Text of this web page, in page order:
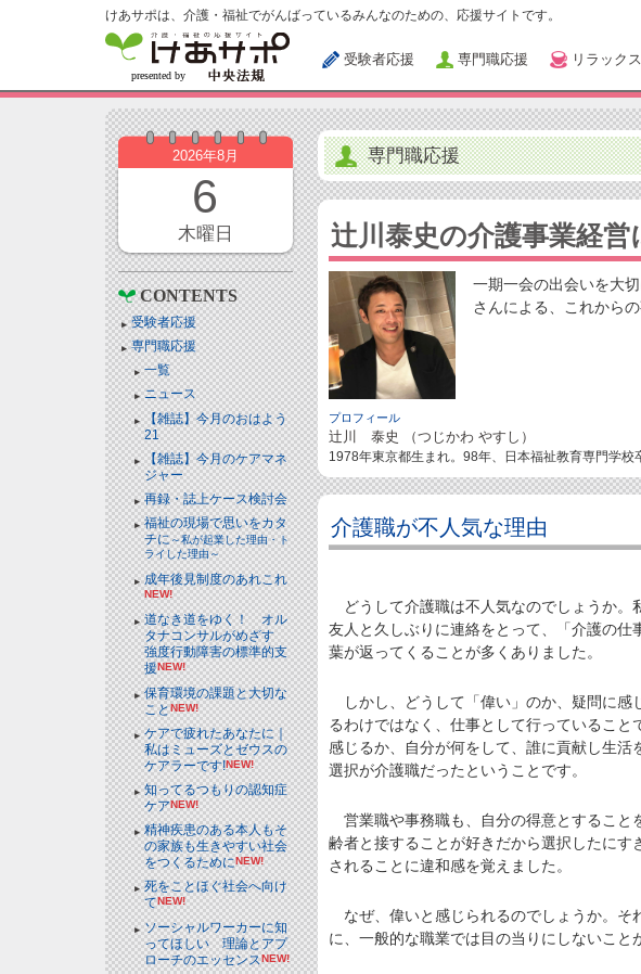
けあサポは、介護・福祉でがんばっているみんなのための、応援サイトです。
受験者応援 専門職応援 リラックス
2026年8月
6
木曜日
CONTENTS
受験者応援
専門職応援
一覧
ニュース
【雑誌】今月のおはよう
21
【雑誌】今月のケアマネ
ジャー
再録・誌上ケース検討会
福祉の現場で思いをカタ
チに～私が起業した理由・ト
ライした理由～
成年後見制度のあれこれ
NEW!
道なき道をゆく！ オル
タナコンサルがめざす
強度行動障害の標準的支
援NEW!
保育環境の課題と大切な
ことNEW!
ケアで疲れたあなたに｜
私はミューズとゼウスの
ケアラーです!NEW!
知ってるつもりの認知症
ケアNEW!
精神疾患のある本人もそ
の家族も生きやすい社会
をつくるためにNEW!
死をことほぐ社会へ向け
てNEW!
ソーシャルワーカーに知
ってほしい 理論とアプ
ローチのエッセンスNEW!
専門職応援
辻川泰史の介護事業経
一期一会の出会いを大
さんによる、これから
プロフィール
辻川 泰史 （つじかわ やすし）
1978年東京都生まれ。98年、日本福祉教育専門学校
介護職が不人気な理由
どうして介護職は不人気なのでしょうか。
友人と久しぶりに連絡をとって、「介護の
葉が返ってくることが多くありました。
しかし、どうして「偉い」のか、疑問に感
るわけではなく、仕事として行っているこ
感じるか、自分が何をして、誰に貢献し生
選択が介護職だったということです。
営業職や事務職も、自分の得意とすること
齢者と接することが好きだから選択したに
されることに違和感を覚えました。
なぜ、偉いと感じられるのでしょうか。そ
に、一般的な職業では目の当りにしないこと